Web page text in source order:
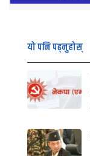
यो पनि पढ्नुहोस्